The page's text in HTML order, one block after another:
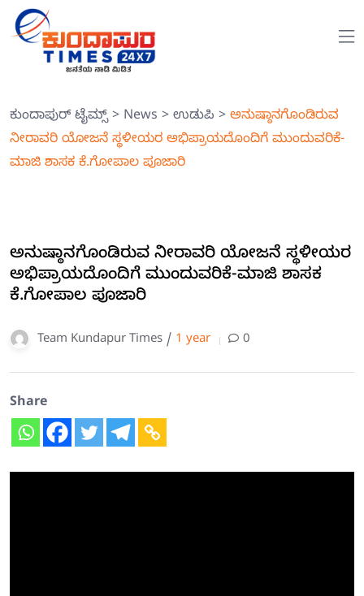
ಕುಂದಾಪುರ್ ಟೈಮ್ಸ್> News > ಉಡುಪಿ > ಅನುಷ್ಠಾನಗೊಂಡಿರುವ
ನೀರಾವರಿ ಯೋಜನೆ ಸ್ಥಳೀಯರ ಅಭಿಪ್ರಾಯದೊಂದಿಗೆ ಮುಂದುವರಿಕೆ-
ಮಾಜಿ ಶಾಸಕ ಕೆ.ಗೋಪಾಲ ಪೂಜಾರಿ
ಅನುಷ್ಠಾನಗೊಂಡಿರುವ ನೀರಾವರಿ ಯೋಜನೆ ಸ್ಥಳೀಯರ
ಅಭಿಪ್ರಾಯದೊಂದಿಗೆ ಮುಂದುವರಿಕೆ-ಮಾಜಿ ಶಾಸಕ
ಕೆ.ಗೋಪಾಲ ಪೂಜಾರಿ
Team Kundapur Times / 1 year 0
Share